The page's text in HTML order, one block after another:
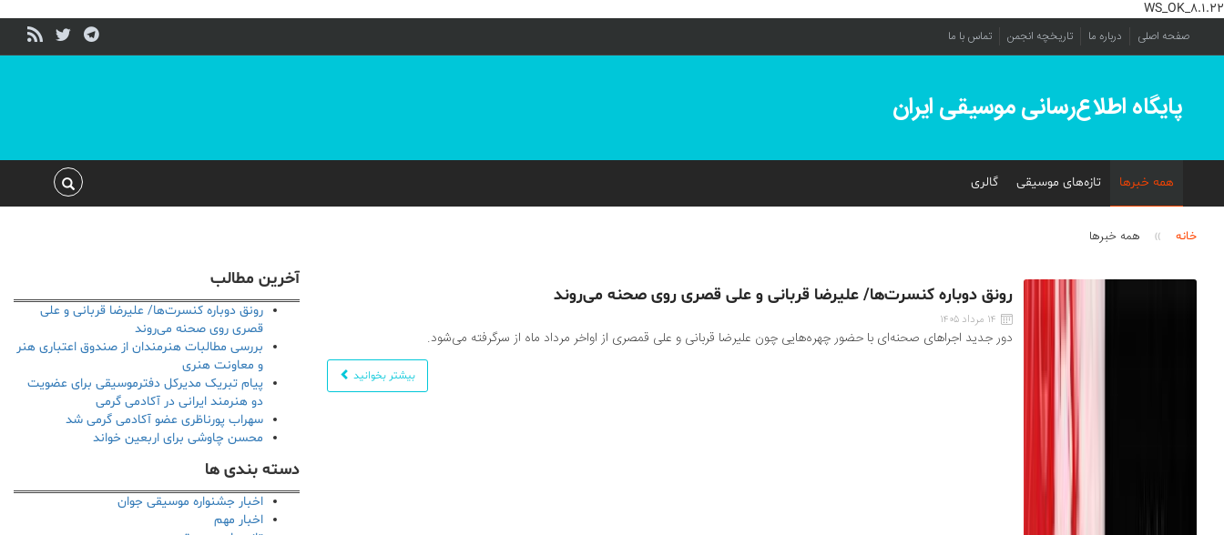
WS_OK_8.1.22
صفحه اصلی درباره ما تاریخچه انجمن تماس با ما
پایگاه اطلاع‌رسانی موسیقی ایران
همه خبرها تازه‌های موسیقی گالری
خانه » همه خبرها
رونق دوباره کنسرت‌ها/ علیرضا قربانی و علی قصری روی صحنه می‌روند
۱۴ مرداد ۱۴۰۵
دور جدید اجراهای صحنه‌ای با حضور چهره‌هایی چون علیرضا قربانی و علی قمصری از اواخر مرداد ماه از سرگرفته می‌شود.
بیشتر بخوانید
آخرین مطالب
رونق دوباره کنسرت‌ها/ علیرضا قربانی و علی
قصری روی صحنه می‌روند
بررسی مطالبات هنرمندان از صندوق اعتباری هنر
و معاونت هنری
پیام تبریک مدیرکل دفترموسیقی برای عضویت
دو هنرمند ایرانی در آکادمی گرمی
سهراب پورناظری عضو آکادمی گرمی شد
محسن چاوشی برای اربعین خواند
دسته بندی ها
اخبار جشنواره موسیقی جوان
اخبار مهم